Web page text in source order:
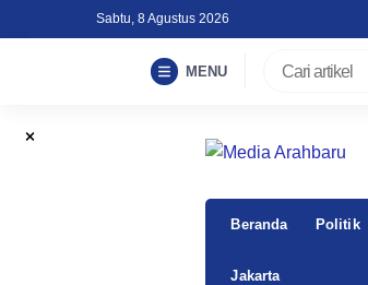
to
Sabtu, 8 Agustus 2026
MENU
Beranda Politik
Jakarta